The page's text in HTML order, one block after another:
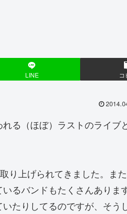
LINE コ
る（ほぼ）ラストのライブ
り上げられてきました。ま
るバンドもたくさんありま
たりしてるのですが、そう